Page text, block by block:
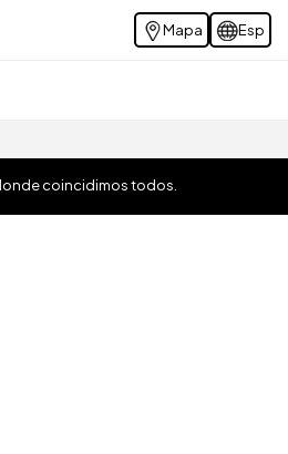
Mapa Esp
coincidimos todos.